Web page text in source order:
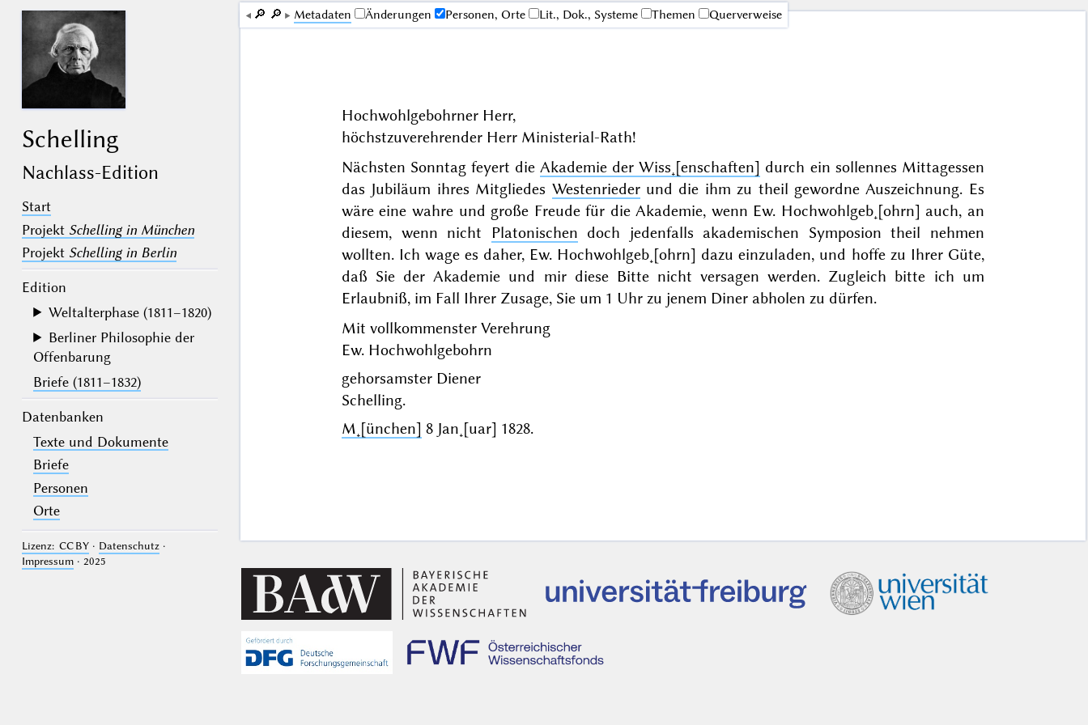
Schelling
Nachlass-Edition
Start
Projekt Schelling in München
Projekt Schelling in Berlin
Edition
Weltalterphase (1811–1820)
Berliner Philosophie der
Offenbarung
Briefe (1811–1832)
Datenbanken
Texte und Dokumente
Briefe
Personen
Orte
Lizenz: CC BY· Datenschutz·
Impressum· 2025
🔎︎ 🔎︎ Me­ta­da­ten Änderungen Personen, Orte Lit., Dok., Systeme Themen Querverweise
Hochwohlgebohrner Herr,
höchstzuverehrender Herr Ministerial-Rath!
Nächsten Sonntag feyert dieAkademie der Wiss˖[enschaften] durch ein sollennes Mittagessen
das Jubiläum ihres Mitgliedes Westenriederund die ihm zu theil gewordne Auszeichnung. Es
wäre eine wahre und große Freude für die Akademie, wenn Ew. Hochwohlgeb˖[ohrn] auch, an
diesem, wenn nicht
Platonischen doch jedenfalls akademischen Symposion theil nehmen
wollten. Ich wage es daher, Ew. Hochwohlgeb˖[ohrn] dazu einzuladen, und hoffe zu Ihrer Güte,
daß Sie der Akademie und mir diese Bitte nicht versagen werden. Zugleich bitte ich um
Erlaubniß, im Fall Ihrer Zusage, Sie um 1 Uhrzu jenem Diner abholen zu dürfen.
Mit vollkommenster Verehrung
Ew. Hochwohlgebohrn
gehorsamster Diener
Schelling.
M˖[ünchen] 8 Jan˖[uar] 1828.